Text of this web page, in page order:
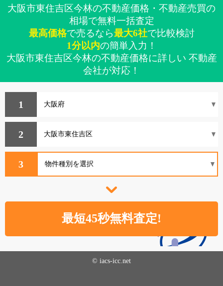
大阪市東住吉区今林の不動産価格・不動産売買の
相場で無料一括査定
最高価格で売るなら最大6社で比較検討
1分以内の簡単入力！
大阪市東住吉区今林の不動産価格に詳しい 不動産
会社が対応！
1
2
3
© iacs-icc.net